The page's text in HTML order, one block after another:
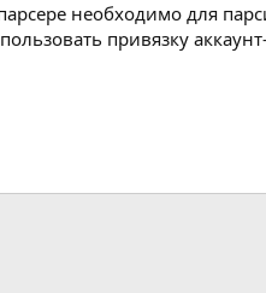
необходимо для
привязку
почта